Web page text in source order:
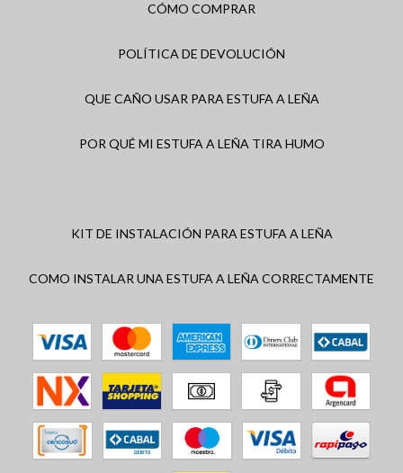
CÓMO COMPRAR
POLÍTICA DE DEVOLUCIÓN
QUE CAÑO USAR PARA ESTUFA A LEÑA
POR QUÉ MI ESTUFA A LEÑA TIRA HUMO
KIT DE INSTALACIÓN PARA ESTUFA A LEÑA
COMO INSTALAR UNA ESTUFA A LEÑA CORRECTAMENTE